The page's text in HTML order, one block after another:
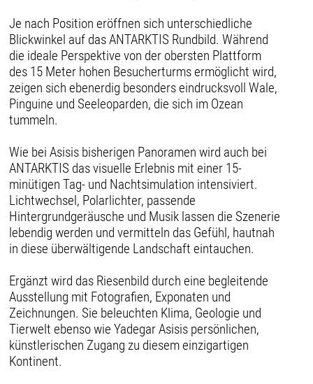
Je nach Position eröffnen sich unterschiedliche
Blickwinkel auf das ANTARKTIS Rundbild. Während
die ideale Perspektive von der obersten Plattform
des 15 Meter hohen Besucherturms ermöglicht wird,
zeigen sich ebenerdig besonders eindrucksvoll Wale,
Pinguine und Seeleoparden, die sich im Ozean
tummeln.
Wie bei Asisis bisherigen Panoramen wird auch bei
ANTARKTIS das visuelle Erlebnis mit einer 15-
minütigen Tag- und Nachtsimulation intensiviert.
Lichtwechsel, Polarlichter, passende
Hintergrundgeräusche und Musik lassen die Szenerie
lebendig werden und vermitteln das Gefühl, hautnah
in diese überwältigende Landschaft eintauchen.
Ergänzt wird das Riesenbild durch eine begleitende
Ausstellung mit Fotografien, Exponaten und
Zeichnungen. Sie beleuchten Klima, Geologie und
Tierwelt ebenso wie Yadegar Asisis persönlichen,
künstlerischen Zugang zu diesem einzigartigen
Kontinent.